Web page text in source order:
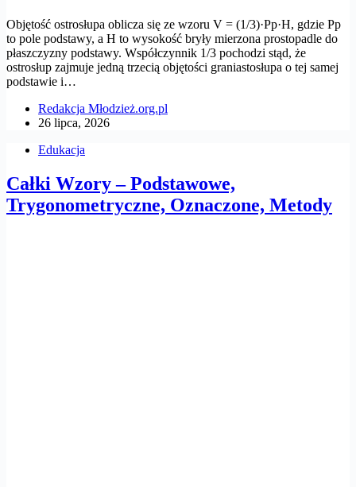
Objętość ostrosłupa oblicza się ze wzoru V = (1/3)·Pp·H, gdzie Pp
to pole podstawy, a H to wysokość bryły mierzona prostopadle do
płaszczyzny podstawy. Współczynnik 1/3 pochodzi stąd, że
ostrosłup zajmuje jedną trzecią objętości graniastosłupa o tej samej
podstawie i…
Redakcja Młodzież.org.pl
26 lipca, 2026
Edukacja
Całki Wzory – Podstawowe,
Trygonometryczne, Oznaczone, Metody